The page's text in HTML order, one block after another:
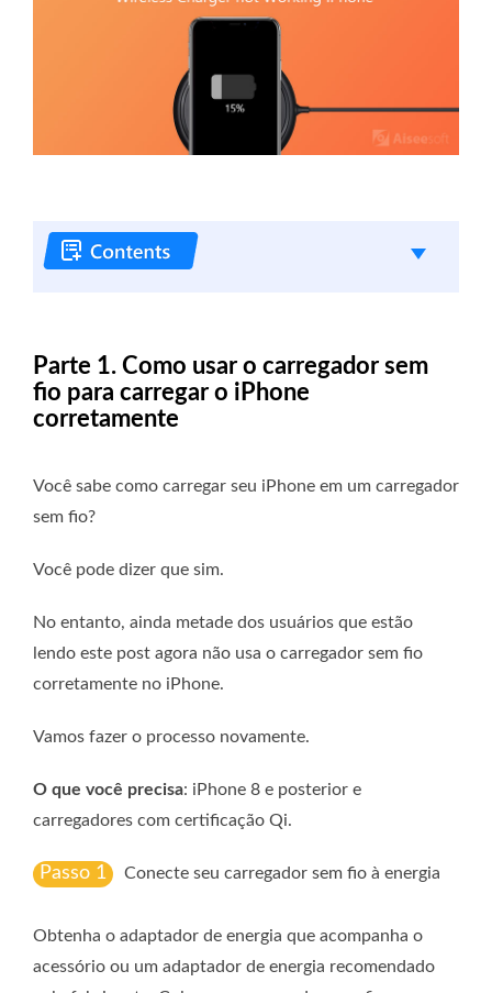
Parte 1. Como usar o carregador sem
fio para carregar o iPhone
corretamente
Você sabe como carregar seu iPhone em um carregador
sem fio?
Você pode dizer que sim.
No entanto, ainda metade dos usuários que estão
lendo este post agora não usa o carregador sem fio
corretamente no iPhone.
Vamos fazer o processo novamente.
O que você precisa: iPhone 8 e posterior e
carregadores com certificação Qi.
Passo 1 Conecte seu carregador sem fio à energia
Obtenha o adaptador de energia que acompanha o
acessório ou um adaptador de energia recomendado